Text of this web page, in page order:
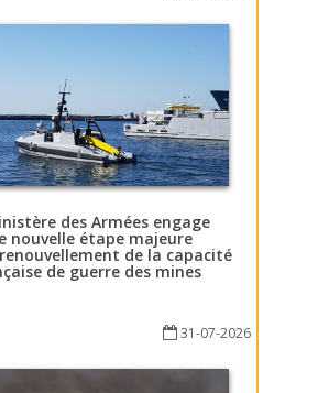
des Armées engage
nouvelle étape majeure
de la capacité
de guerre des mines
31-07-2026